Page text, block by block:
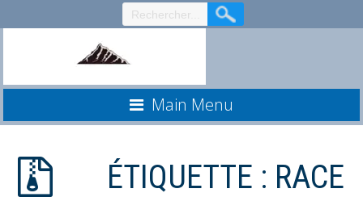
au
Main Menu
ÉTIQUETTE : RACE